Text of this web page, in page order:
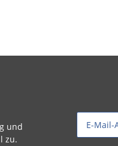
und
zu.